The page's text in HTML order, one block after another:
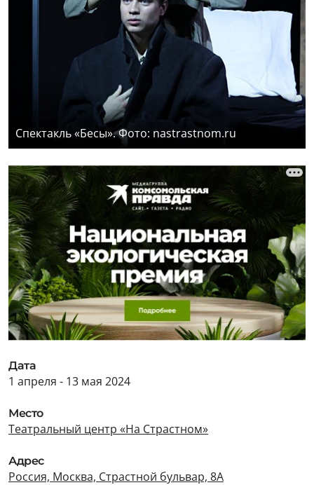
Спектакль «Бесы». Фото: nastrastnom.ru
Дата
1 апреля - 13 мая 2024
Место
Театральный центр «На Страстном»
Адрес
Россия, Москва, Страстной бульвар, 8А